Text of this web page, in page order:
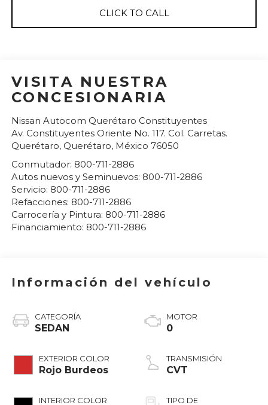
CLICK TO CALL
VISITA NUESTRA
CONCESIONARIA
Nissan Autocom Querétaro Constituyentes
Av. Constituyentes Oriente No. 117. Col. Carretas.
Querétaro, Querétaro, México 76050
Conmutador: 800-711-2886
Autos nuevos y Seminuevos: 800-711-2886
Servicio: 800-711-2886
Refacciones: 800-711-2886
Carrocería y Pintura: 800-711-2886
Financiamiento: 800-711-2886
Información del vehículo
CATEGORÍA
SEDAN
EXTERIOR COLOR
Rojo Burdeos
INTERIOR COLOR
MOTOR
0
TRANSMISIÓN
CVT
TIPO DE